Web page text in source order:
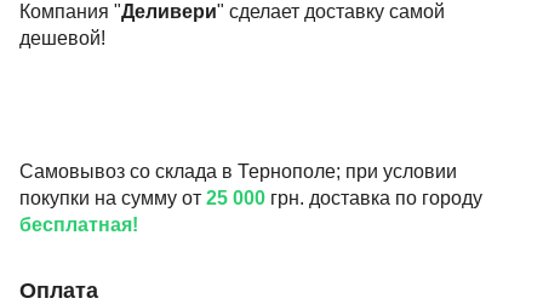
Компания "Деливери" сделает доставку самой
дешевой!
Самовывоз со склада в Тернополе; при условии
покупки на сумму от 25 000 грн. доставка по городу
бесплатная!
Оплата